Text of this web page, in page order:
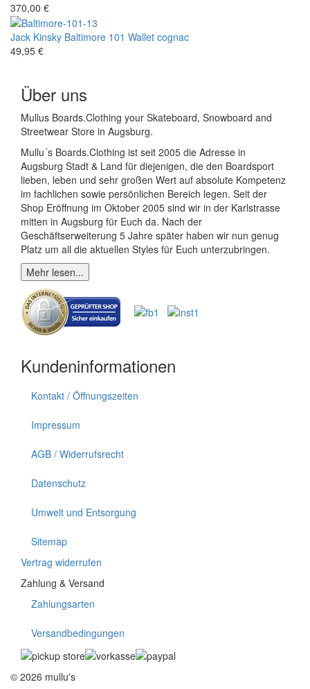
370,00 €
Jack Kinsky Baltimore 101 Wallet cognac
49,95 €
Über uns
Mullus Boards.Clothing your Skateboard, Snowboard and
Streetwear Store in Augsburg.
Mullu´s Boards.Clothing ist seit 2005 die Adresse in
Augsburg Stadt & Land für diejenigen, die den Boardsport
lieben, leben und sehr großen Wert auf absolute Kompetenz
im fachlichen sowie persönlichen Bereich legen. Seit der
Shop Eröffnung im Oktober 2005 sind wir in der Karlstrasse
mitten in Augsburg für Euch da. Nach der
Geschäftserweiterung 5 Jahre später haben wir nun genug
Platz um all die aktuellen Styles für Euch unterzubringen.
Mehr lesen...
Kundeninformationen
Kontakt / Öffnungszeiten
Impressum
AGB / Widerrufsrecht
Datenschutz
Umwelt und Entsorgung
Sitemap
Vertrag widerrufen
Zahlung & Versand
Zahlungsarten
Versandbedingungen
© 2026 mullu's